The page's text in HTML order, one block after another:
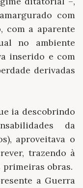
com
com a aparente
no ambiente
inserido e com
derivadas
ia descobrindo
da
aproveitava o
trazendo à
obras.
a Guerra